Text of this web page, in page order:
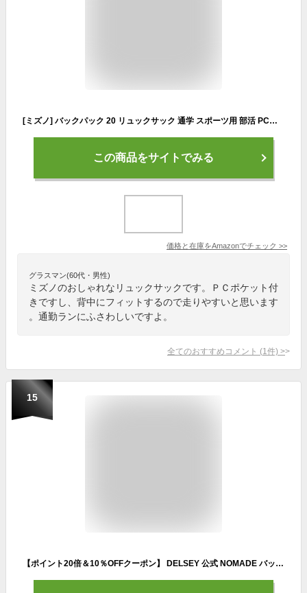
[ミズノ] バックパック 20 リュックサック 通学 スポーツ用 部活 PCポケット ユニセックス 33GD3004 ブルーグレー
この商品をサイトでみる
価格と在庫をAmazonでチェック >>
グラスマン(60代・男性)
ミズノのおしゃれなリュックサックです。ＰＣポケット付
きですし、背中にフィットするので走りやすいと思います
。通勤ランにふさわしいですよ。
全てのおすすめコメント (1 件) >
15
【ポイント20倍＆10％OFFクーポン】 DELSEY 公式 NOMADE バックパック リュック 12L Sサイズ 軽量 ノートPC保護 アンチRFID スキミング防止 機内持ち込み 国際保証付 delsey paris デルセー 海外ブランド おしゃれ